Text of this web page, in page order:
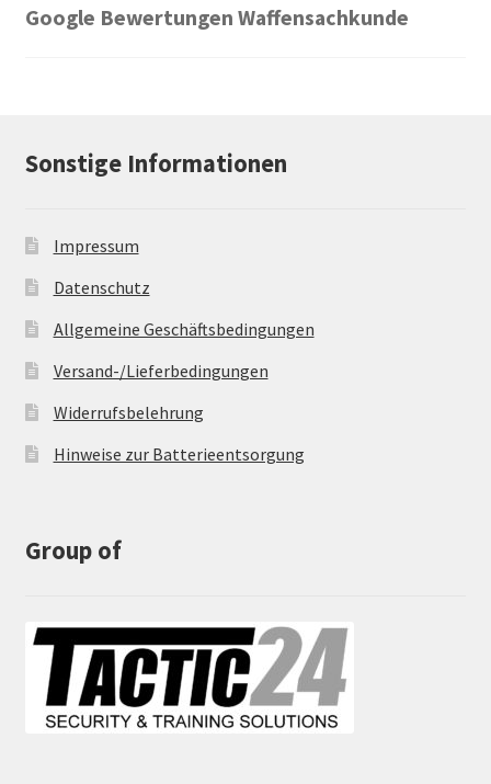
Google Bewertungen Waffensachkunde
Sonstige Informationen
Impressum
Datenschutz
Allgemeine Geschäftsbedingungen
Versand-/Lieferbedingungen
Widerrufsbelehrung
Hinweise zur Batterieentsorgung
Group of